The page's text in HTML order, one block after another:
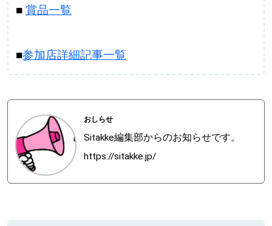
■ 賞品一覧
■参加店詳細記事一覧
おしらせ
Sitakke編集部からのお知らせです。
https://sitakke.jp/